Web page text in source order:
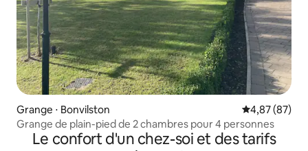
Grange ⋅ Bonvilston Évaluation
4,87 (87)
Grange de plain-pied de 2 chambres pour 4 personnes
Le confort d'un chez-soi et des tarifs